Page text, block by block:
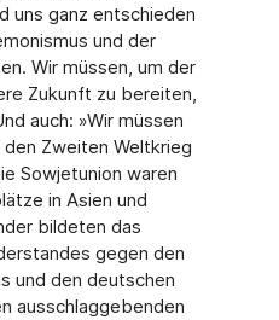
uns ganz entschieden
und der
Wir müssen, um der
Zukunft zu bereiten,
auch: »Wir müssen
Zweiten Weltkrieg
Sowjetunion waren
in Asien und
bildeten das
gegen den
und den deutschen
ausschlaggebenden